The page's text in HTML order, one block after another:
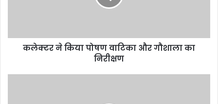
कलेक्टर ने किया पोषण वाटिका और गौशाला का
निरीक्षण